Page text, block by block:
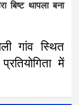
बिष्ट थापला बना
गांव स्थित
में